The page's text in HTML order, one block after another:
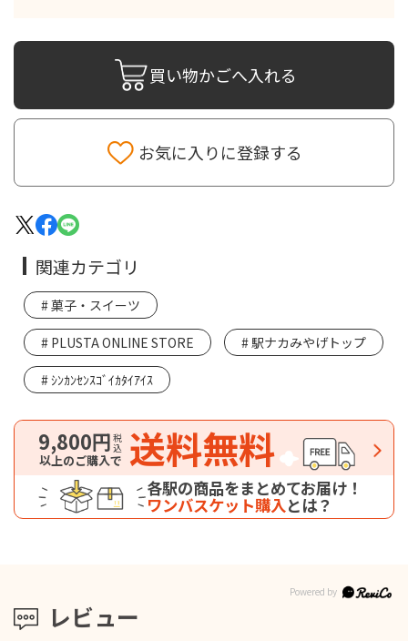
買い物かごへ入れる
お気に入りに登録する
レビュー
関連カテゴリ
菓子・スイーツ
PLUSTA ONLINE STORE 駅ナカみやげトップ
ｼﾝｶﾝｾﾝｽｺﾞｲｶﾀｲｱｲｽ
9,800円税込
以上のご購入で 送料無料
各駅の商品をまとめてお届け！
ワンバスケット購入とは？